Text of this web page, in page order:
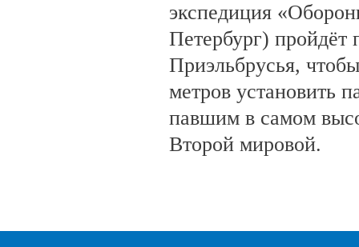
экспедиция
Петербург) пройдёт
Приэльбрусья,
метров установить
павшим в самом
Второй мировой.